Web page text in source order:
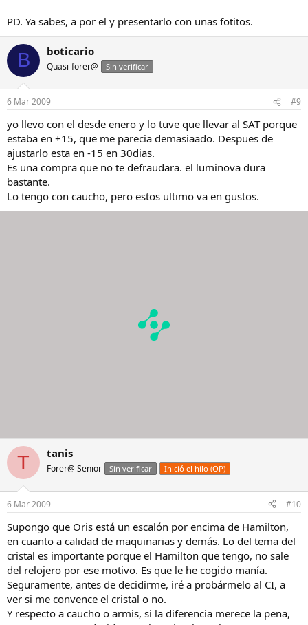
PD. Ya sabes, a por el y presentarlo con unas fotitos.
B boticario
Quasi-forer@ Sin verificar
6 Mar 2009 #9
yo llevo con el desde enero y lo tuve que llevar al SAT porque
estaba en +15, que me parecia demasiaado. Despues de
ajustarlo esta en -15 en 30dias.
Es una compra que no te defraudara. el luminova dura
bastante.
Lo tengo con caucho, pero estos ultimo va en gustos.
T tanis
Forer@ Senior Sin verificar Inició el hilo (OP)
6 Mar 2009 #10
Supongo que Oris está un escalón por encima de Hamilton,
en cuanto a calidad de maquinarias y demás. Lo del tema del
cristal es importante porque el Hamilton que tengo, no sale
del relojero por ese motivo. Es que le he cogido manía.
Seguramente, antes de decidirme, iré a probármelo al CI, a
ver si me convence el cristal o no.
Y respecto a caucho o armis, si la diferencia merece la pena,